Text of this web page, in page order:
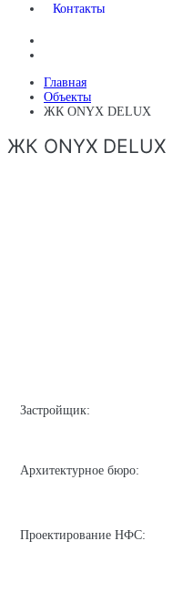
Контакты
Главная
Объекты
ЖК ONYX DELUX
ЖК ONYX DELUX
Застройщик:
Архитектурное бюро:
Проектирование НФС: